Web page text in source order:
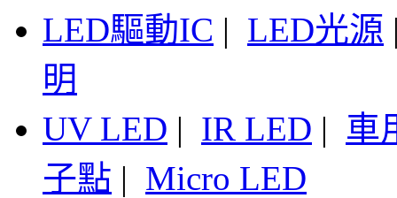
LED驅動IC | LED光源
明
UV LED | IR LED | 車
子點 | Micro LED